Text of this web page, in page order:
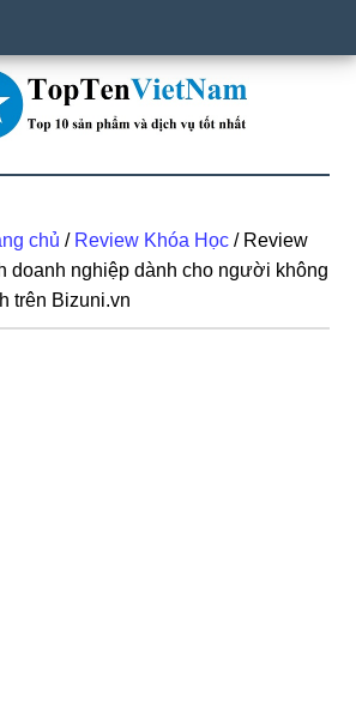
chủ / Review Khóa Học /Review
doanh nghiệp dành cho người không
trên Bizuni.vn